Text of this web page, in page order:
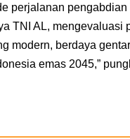
perjalanan
TNI AL, mengevaluasi
modern, berdaya
emas 2045,”